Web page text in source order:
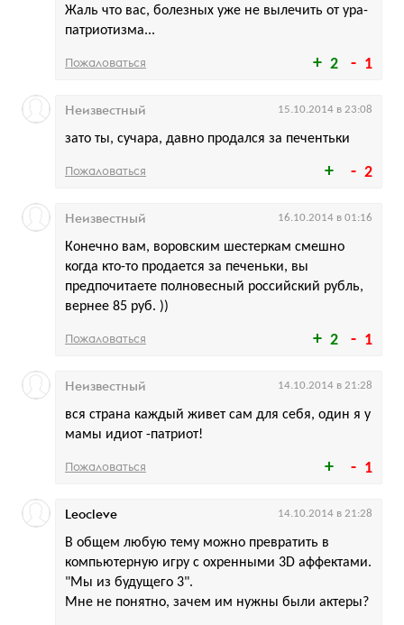
2 1
Жаль что вас, болезных уже не вылечить от ура-
патриотизма...
Пожаловаться
2
зато ты, сучара, давно продался за печентьки
Неизвестный 15.10.2014 в 23:08
Пожаловаться
2 1
Конечно вам, воровским шестеркам смешно
когда кто-то продается за печеньки, вы
предпочитаете полновесный российский рубль,
вернее 85 руб. ))
Неизвестный 16.10.2014 в 01:16
Пожаловаться
1
вся страна каждый живет сам для себя, один я у
мамы идиот -патриот!
Неизвестный 14.10.2014 в 21:28
Пожаловаться
В общем любую тему можно превратить в
компьютерную игру с охренными 3D аффектами.
"Мы из будущего 3".
Мне не понятно, зачем им нужны были актеры?
Leocleve 14.10.2014 в 21:28